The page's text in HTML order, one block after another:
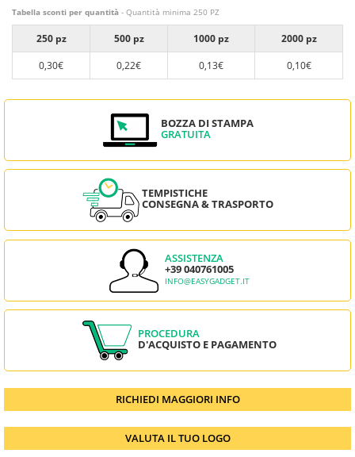
Tabella sconti per quantità - Quantità minima 250 PZ
250 pz 500 pz 1000 pz
2000 pz
0,30€
0,22€ 0,13€ 0,10€
BOZZA DI STAMPA
GRATUITA
TEMPISTICHE
CONSEGNA & TRASPORTO
ASSISTENZA
+39 040761005
INFO@EASYGADGET.IT
PROCEDURA
D'ACQUISTO E PAGAMENTO
RICHIEDI MAGGIORI INFO
VALUTA IL TUO LOGO